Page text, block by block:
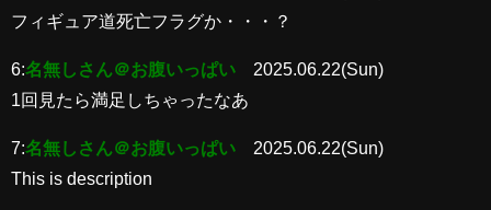
フィギュア道死亡フラグか・・・？
6:名無しさん＠お腹いっぱい
2025.06.22(Sun)
1回見たら満足しちゃったなあ
7:名無しさん＠お腹いっぱい
2025.06.22(Sun)
This is description